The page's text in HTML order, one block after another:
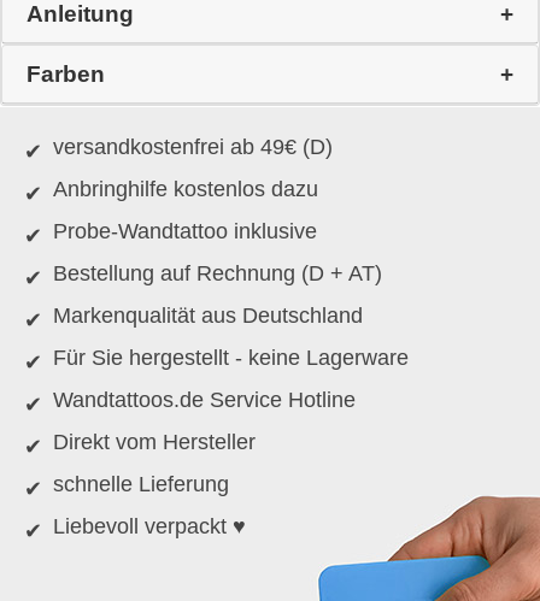
Anleitung
Farben
versandkostenfrei ab 49€ (D)
Anbringhilfe kostenlos dazu
Probe-Wandtattoo inklusive
Bestellung auf Rechnung (D + AT)
Markenqualität aus Deutschland
Für Sie hergestellt - keine Lagerware
Wandtattoos.de Service Hotline
Direkt vom Hersteller
schnelle Lieferung
Liebevoll verpackt ♥